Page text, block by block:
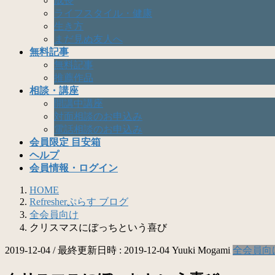
ライフスタイル・健康
生き方
まだ見ぬ友人へ
無料記事
無料記事
推薦作品
相談・講座
開講中講座
対面相談のお申込み
電話相談のお申込み
会員限定 目安箱
ヘルプ
会員情報・ログイン
HOME
Refresherぷらす ブログ
全会員向け
クリスマスにぼっちという喜び
2019-12-04 / 最終更新日時 : 2019-12-04 Yuuki Mogami 全会員向